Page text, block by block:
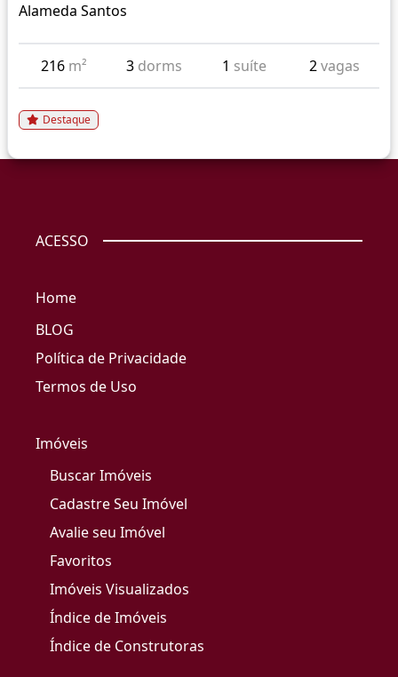
Alameda Santos
216 m² 3 dorms 1 suíte 2vagas
Destaque
ACESSO
Home
BLOG
Política de Privacidade
Termos de Uso
Imóveis
Buscar Imóveis
Cadastre Seu Imóvel
Avalie seu Imóvel
Favoritos
Imóveis Visualizados
Índice de Imóveis
Índice de Construtoras